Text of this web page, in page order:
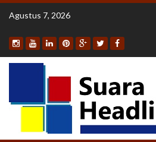
Skip
Agustus 7, 2026